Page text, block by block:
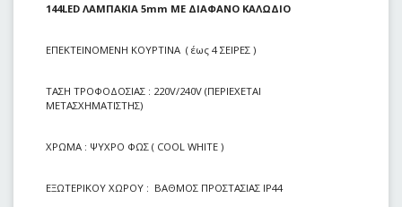
144LED ΛΑΜΠΑΚΙΑ 5mm ΜΕ ΔΙΑΦΑΝΟ ΚΑΛΩΔΙΟ
ΕΠΕΚΤΕΙΝΟΜΕΝΗ ΚΟΥΡΤΙΝΑ ( έως 4 ΣΕΙΡΕΣ )
ΤΑΣΗ ΤΡΟΦΟΔΟΣΙΑΣ : 220V/240V (ΠΕΡΙΕΧΕΤΑΙ
ΜΕΤΑΣΧΗΜΑΤΙΣΤΗΣ)
ΧΡΩΜΑ : ΨΥΧΡΟ ΦΩΣ ( COOL WHITE )
ΕΞΩΤΕΡΙΚΟΥ ΧΩΡΟΥ : ΒΑΘΜΟΣ ΠΡΟΣΤΑΣΙΑΣ ΙP44